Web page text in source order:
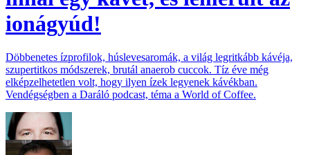
ionágyúd!
Döbbenetes ízprofilok, húslevesaromák, a világ legritkább kávéja,
szupertitkos módszerek, brutál anaerob cuccok. Tíz éve még
elképzelhetetlen volt, hogy ilyen ízek legyenek kávékban.
Vendégségben a Daráló podcast, téma a World of Coffee.